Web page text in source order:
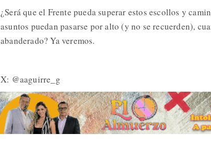
¿Será que el Frente pueda superar estos escollos y
asuntos puedan pasarse por alto (y no se recuerden),
abanderado? Ya veremos.
X: @aaguirre_g